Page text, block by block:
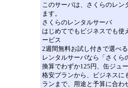
このサーバは、さくらのレ
ます。
さくらのレンタルサーバ
はじめてでもビジネスでも使
ービス
2週間無料お試し付きで選べ
レンタルサーバなら「さくら
換算でわずか125円、缶ジュ
格安プランから、ビジネスに
ランまで、用途と予算に合わ